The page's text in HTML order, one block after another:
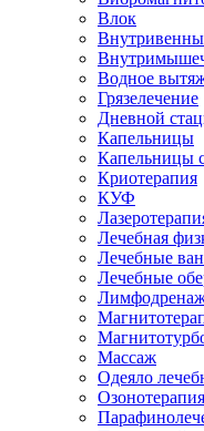
Влок
Водное
Грязелечение
Дневной
Капельницы
Капельницы
Криотерапия
КУФ
Лечебная
Лечебные
Лечебные
Массаж
Одеяло
Озонотерапия